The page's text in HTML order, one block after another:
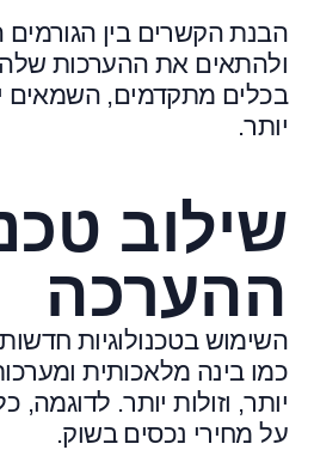
הבנת הקשרים בין
ולהתאים את ההערכות
בכלים מתקדמים, השמאים
יותר.
שילוב
ההערכה
השימוש בטכנולוגיות
כמו בינה מלאכותית
על מחירי נכסים בשוק.